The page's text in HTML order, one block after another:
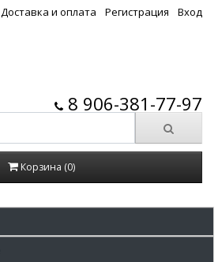
Доставка и оплата Регистрация Вход
8 906-381-77-97
Корзина (0)